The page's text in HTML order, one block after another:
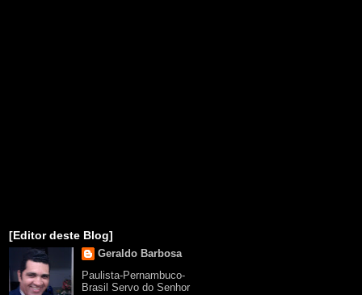
[Editor deste Blog]
Geraldo Barbosa
Paulista-Pernambuco-
Brasil Servo do Senhor